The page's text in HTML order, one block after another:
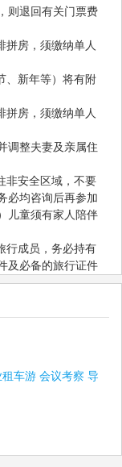
则退回有关门票费
调整夫妻及亲属住
必均咨询后再参加
儿童须有家人陪伴
及必备的旅行证件